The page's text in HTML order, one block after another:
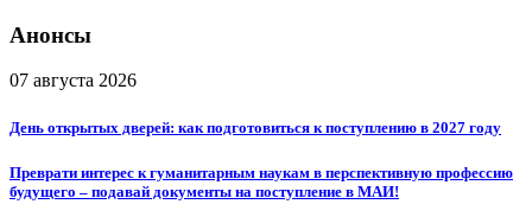
Анонсы
07 августа 2026
День открытых дверей: как подготовиться к поступлению в 2027 году
Преврати интерес к гуманитарным наукам в перспективную профессию
будущего – подавай документы на поступление в МАИ!